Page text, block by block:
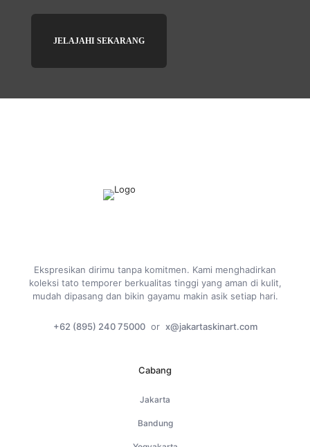
JELAJAHI SEKARANG
Ekspresikan dirimu tanpa komitmen. Kami menghadirkan
koleksi tato temporer berkualitas tinggi yang aman di kulit,
mudah dipasang dan bikin gayamu makin asik setiap hari.
+62 (895) 240 75000 or x@jakartaskinart.com
Cabang
Jakarta
Bandung